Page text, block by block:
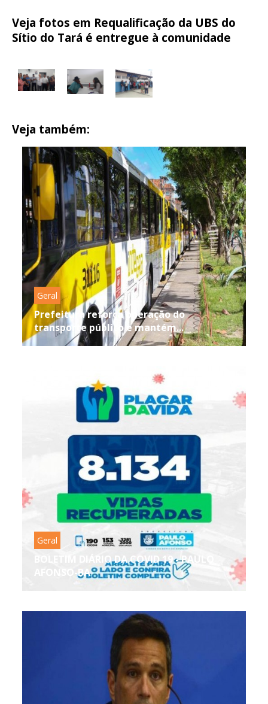
Veja fotos em Requalificação da UBS do
Sítio do Tará é entregue à comunidade
Veja também:
Geral
Prefeitura reforça operação do
transporte público e mantém...
Geral
BOLETIM DIÁRIO DA COVID 19 - PAULO
AFONSO-BA